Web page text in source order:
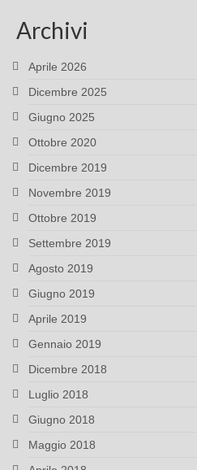
Archivi
Aprile 2026
Dicembre 2025
Giugno 2025
Ottobre 2020
Dicembre 2019
Novembre 2019
Ottobre 2019
Settembre 2019
Agosto 2019
Giugno 2019
Aprile 2019
Gennaio 2019
Dicembre 2018
Luglio 2018
Giugno 2018
Maggio 2018